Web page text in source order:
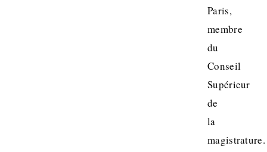
Paris,
membre
du
Conseil
Supérieur
de
la
magistrature.